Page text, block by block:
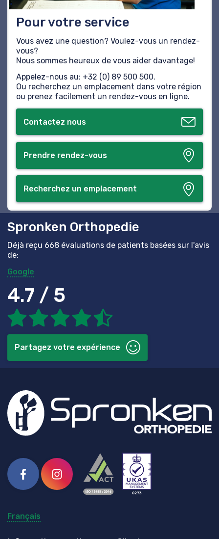
Pour votre service
Vous avez une question? Voulez-vous un rendez-
vous?
Nous sommes heureux de vous aider davantage!
Appelez-nous au: +32 (0) 89 500 500.
Ou recherchez un emplacement dans votre région
ou prenez facilement un rendez-vous en ligne.
Contactez nous
Prendre rendez-vous
Recherchez un emplacement
Spronken Orthopedie
Déjà reçu 668 évaluations de patients basées sur l'avis
de:
Google
4.7 / 5
Partagez votre expérience
Facebook
Instagram
Français